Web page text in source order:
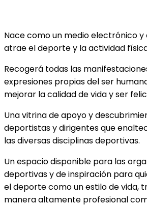
Nace como un medio electrónico y
atrae el deporte y la actividad
Recogerá todas las
expresiones propias del ser
mejorar la calidad de vida y ser
Una vitrina de apoyo y
deportistas y dirigentes que
las diversas disciplinas deportivas.
Un espacio disponible para las
deportivas y de inspiración para
el deporte como un estilo de vida,
manera altamente profesional